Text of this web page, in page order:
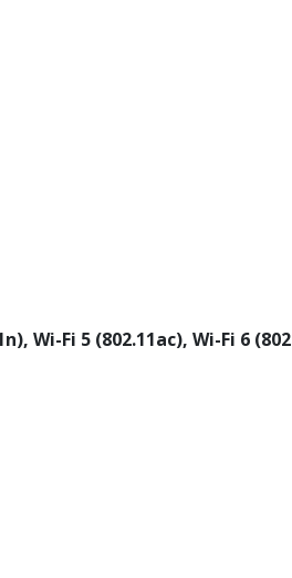
Wi-Fi 5 (802.11ac), Wi-Fi 6